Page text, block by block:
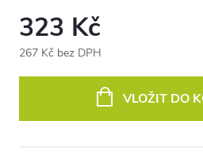
323 Kč
267 Kč bez DPH
VLOŽIT DO